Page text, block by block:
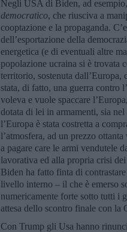
Negli USA di Biden, ad
democratico, che riusciva a
cooptazione e la propaganda.
dell’esportazione della
energetica (e di eventuali altre
popolazione ucraina si è trovata
territorio, sostenuta
stata, di fatto, una guerra contro
voleva e vuole spaccare
dotata di lei in armamenti, sia
l’Europa è stata costretta a
l’atmosfera, ad un prezzo
a pagare care le armi vendutele
lavorativa ed alla propria crisi
Biden ha fatto finta di
livello interno – il che è emerso
numericamente forte sotto tutti i
attesa dello scontro finale con la
Con Trump gli Usa hanno